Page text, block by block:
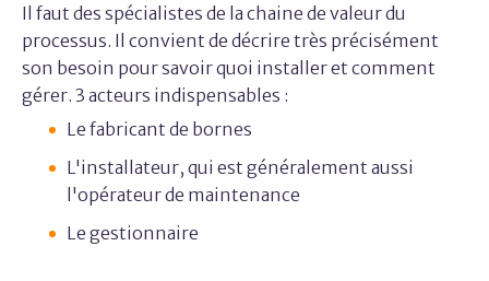
Il faut des spécialistes de la chaine de valeur du
processus. Il convient de décrire très précisément
son besoin pour savoir quoi installer et comment
gérer. 3 acteurs indispensables :
Le fabricant de bornes
L'installateur, qui est généralement aussi
l'opérateur de maintenance
Le gestionnaire